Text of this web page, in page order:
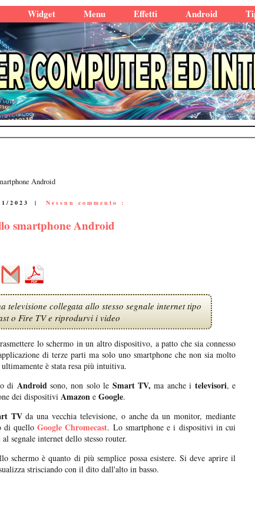
Widget Menu Effetti Android
Android
2023 | Nessun commento :
smartphone Android
televisione collegata allo stesso segnale internet tipo
o Fire TV e riprodurvi i video
lo schermo in un altro dispositivo, a patto che sia connesso
di terze parti ma solo uno smartphone che non sia molto
è stata resa più intuitiva.
di Androidsono, non solo le Smart TV, ma anche i televisori, e
dei dispositivi Amazon e Google.
TVda una vecchia televisione, o anche da un monitor, mediante
di quelloGoogle Chromecast. Lo smartphone e i dispositivi in cui
al segnale internet dello stesso router.
schermo è quanto di più semplice possa esistere. Si deve aprire il
strisciando con il dito dall'alto in basso.